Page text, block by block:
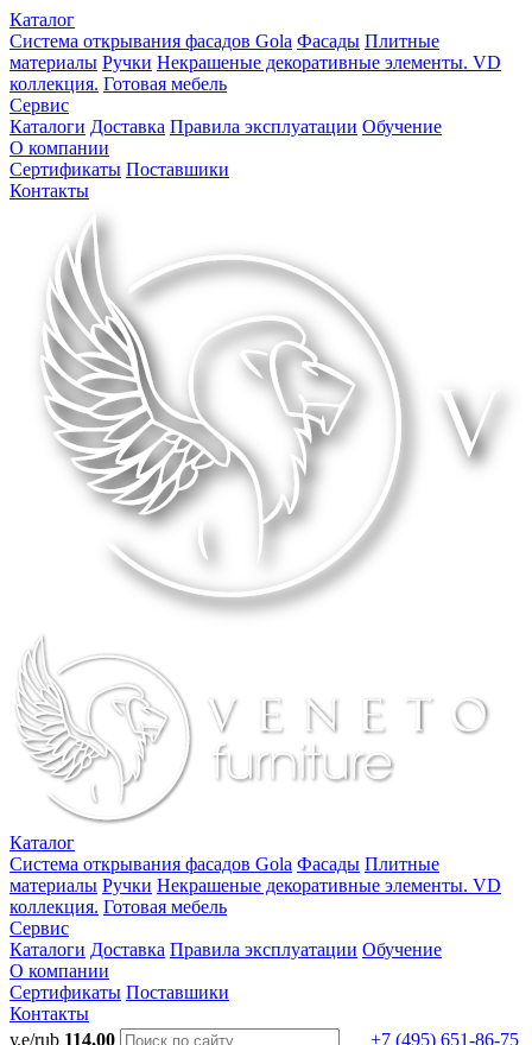
Каталог
Система открывания фасадов Gola Фасады Плитные
материалы Ручки Некрашеные декоративные элементы. VD
коллекция. Готовая мебель
Сервис
Каталоги Доставка Правила эксплуатации Обучение
О компании
Сертификаты Поставшики
Контакты
Каталог
Система открывания фасадов Gola Фасады Плитные
материалы Ручки Некрашеные декоративные элементы. VD
коллекция. Готовая мебель
Сервис
Каталоги Доставка Правила эксплуатации Обучение
О компании
Сертификаты Поставшики
Контакты
у.е/rub 114,00
+7 (495) 651-86-75